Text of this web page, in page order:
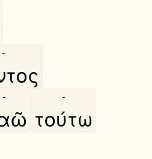
-
-
τούτω
-